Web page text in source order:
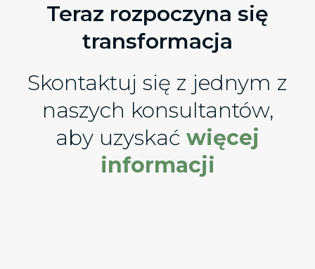
Teraz rozpoczyna się
transformacja
Skontaktuj się z jednym z
naszych konsultantów,
aby uzyskać więcej
informacji